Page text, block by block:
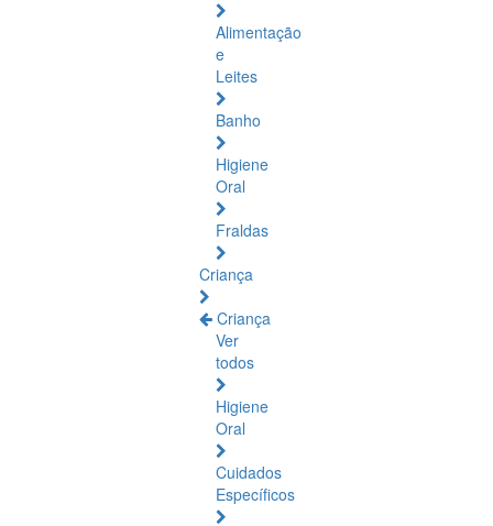
Alimentação
e
Leites
Banho
Higiene
Oral
Fraldas
Criança
Criança
Ver
todos
Higiene
Oral
Cuidados
Específicos